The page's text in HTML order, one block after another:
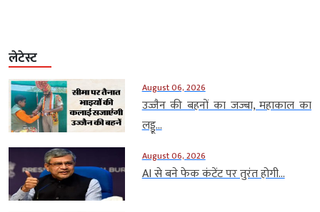
लेटेस्ट
August 06, 2026
उज्जैन की बहनों का जज्बा, महाकाल का
लड्डू...
August 06, 2026
AI से बने फेक कंटेंट पर तुरंत होगी...